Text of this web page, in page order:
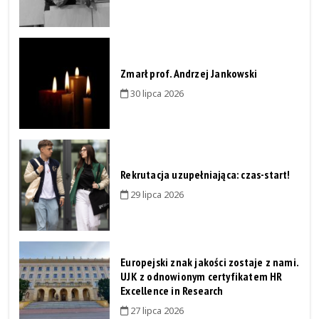
Zmarł prof. Andrzej Jankowski
30 lipca 2026
Rekrutacja uzupełniająca: czas-start!
29 lipca 2026
Europejski znak jakości zostaje z nami.
UJK z odnowionym certyfikatem HR
Excellence in Research
27 lipca 2026